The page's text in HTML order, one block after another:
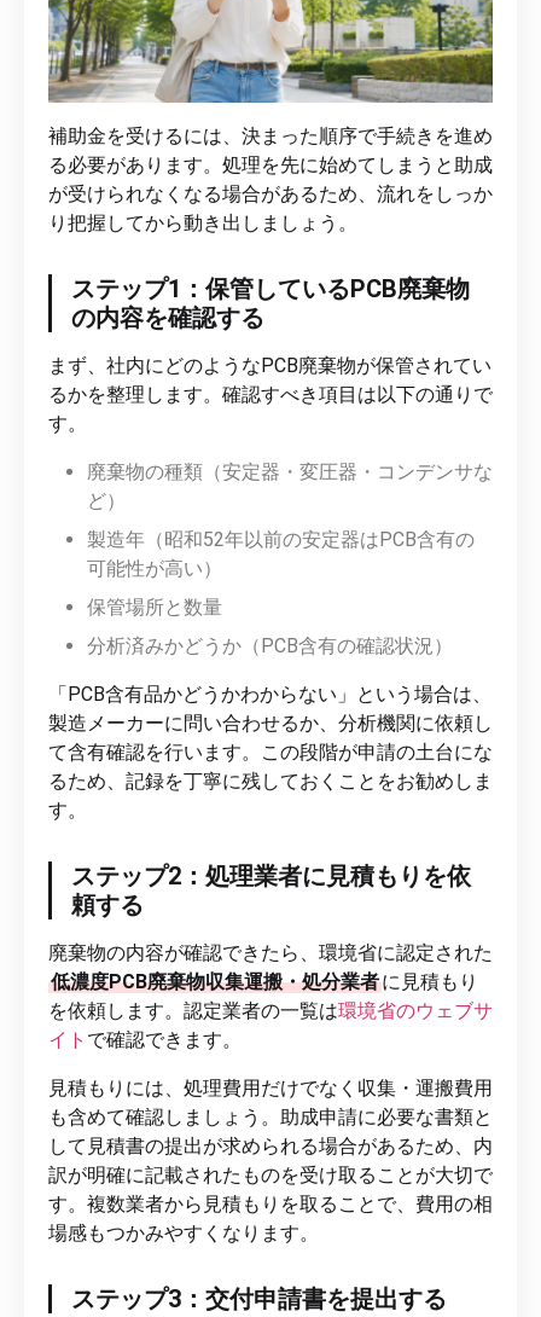
補助金を受けるには、決まった順序で手続きを進め
る必要があります。処理を先に始めてしまうと助成
が受けられなくなる場合があるため、流れをしっか
り把握してから動き出しましょう。
ステップ1：保管しているPCB廃棄物
の内容を確認する
まず、社内にどのようなPCB廃棄物が保管されてい
るかを整理します。確認すべき項目は以下の通りで
す。
廃棄物の種類（安定器・変圧器・コンデンサな
ど）
製造年（昭和52年以前の安定器はPCB含有の
可能性が高い）
保管場所と数量
分析済みかどうか（PCB含有の確認状況）
「PCB含有品かどうかわからない」という場合は、
製造メーカーに問い合わせるか、分析機関に依頼し
て含有確認を行います。この段階が申請の土台にな
るため、記録を丁寧に残しておくことをお勧めしま
す。
ステップ2：処理業者に見積もりを依
頼する
廃棄物の内容が確認できたら、環境省に認定された
低濃度PCB廃棄物収集運搬・処分業者に見積もり
を依頼します。認定業者の一覧は環境省のウェブサ
イト で確認できます。
見積もりには、処理費用だけでなく収集・運搬費用
も含めて確認しましょう。助成申請に必要な書類と
して見積書の提出が求められる場合があるため、内
訳が明確に記載されたものを受け取ることが大切で
す。複数業者から見積もりを取ることで、費用の相
場感もつかみやすくなります。
ステップ3：交付申請書を提出する